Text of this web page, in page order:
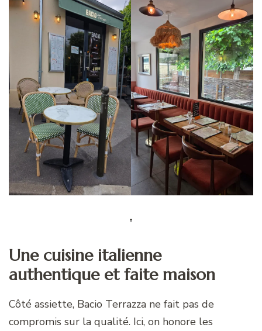
Une cuisine italienne
authentique et faite maison
Côté assiette, Bacio Terrazza ne fait pas de
compromis sur la qualité. Ici, on honore les